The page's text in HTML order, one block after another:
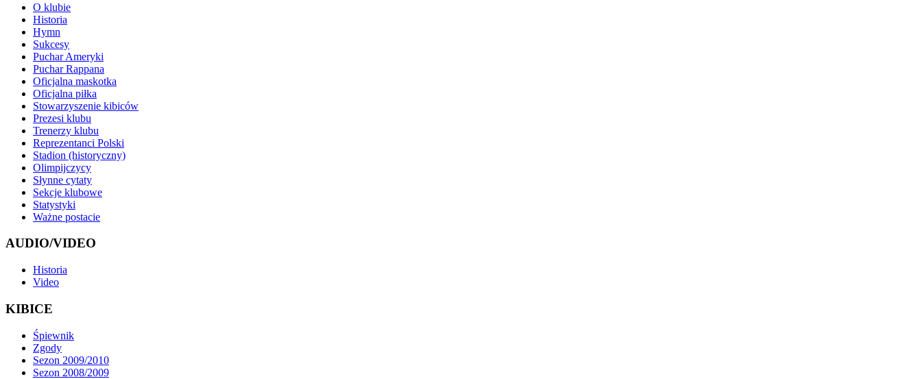
O klubie
Historia
Hymn
Sukcesy
Puchar Ameryki
Puchar Rappana
Oficjalna maskotka
Oficjalna piłka
Stowarzyszenie kibiców
Prezesi klubu
Trenerzy klubu
Reprezentanci Polski
Stadion (historyczny)
Olimpijczycy
Słynne cytaty
Sekcje klubowe
Statystyki
Ważne postacie
AUDIO/VIDEO
Historia
Video
KIBICE
Śpiewnik
Zgody
Sezon 2009/2010
Sezon 2008/2009